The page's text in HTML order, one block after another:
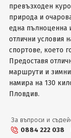
превъзходен
природа и
една пълноценна
отлични условия
спортове, което
Предоставя
маршрути и
намира на 130
Пловдив.
За въпроси и
0884 222 038